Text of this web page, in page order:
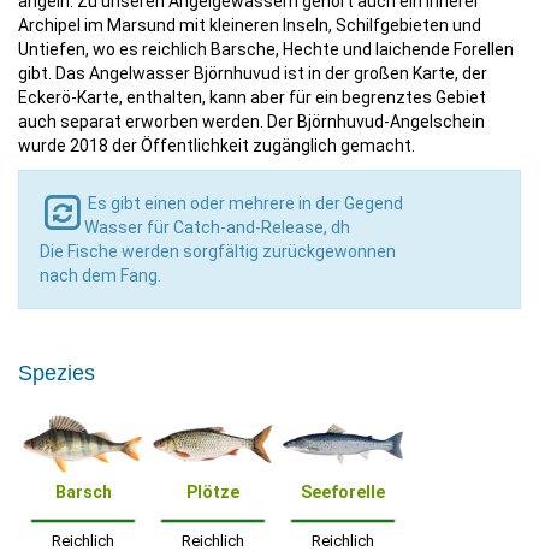
Archipel im Marsund mit kleineren Inseln, Schilfgebieten und
Untiefen, wo es reichlich Barsche, Hechte und laichende Forellen
gibt. Das Angelwasser Björnhuvud ist in der großen Karte, der
Eckerö-Karte, enthalten, kann aber für ein begrenztes Gebiet
auch separat erworben werden. Der Björnhuvud-Angelschein
wurde 2018 der Öffentlichkeit zugänglich gemacht.
Es gibt einen oder mehrere in der Gegend
Wasser für Catch-and-Release, dh
Die Fische werden sorgfältig zurückgewonnen
nach dem Fang.
Spezies
Barsch
Reichlich
Plötze
Reichlich
Seeforelle
Reichlich